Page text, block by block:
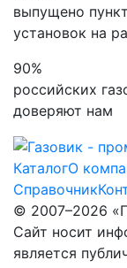
выпущено
установок на
92%
российских
доверяют нам
КаталогО
Справочник
© 2007–2026
Сайт носит
является